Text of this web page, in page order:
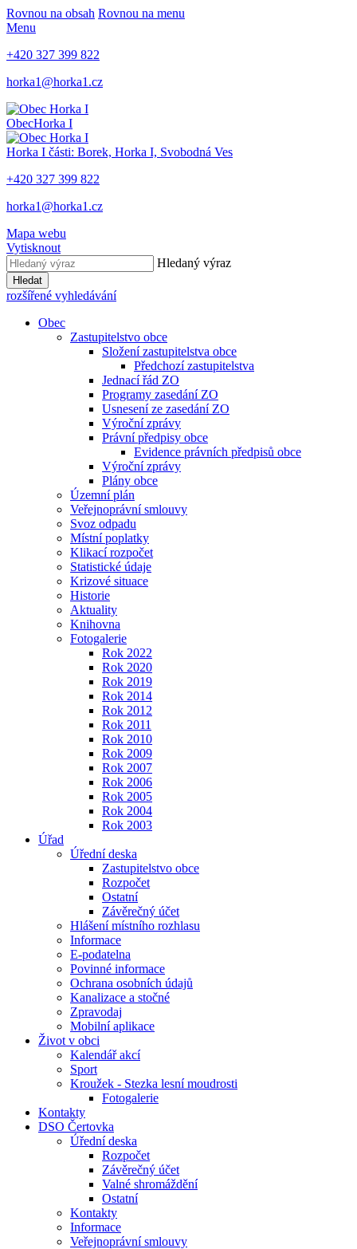
Rovnou na obsah Rovnou na menu
Menu
+420 327 399 822
horka1@horka1.cz
ObecHorka I
Horka I části: Borek, Horka I, Svobodná Ves
+420 327 399 822
horka1@horka1.cz
Mapa webu
Vytisknout
Hledaný výraz
Hledat
rozšířené vyhledávání
Obec
Zastupitelstvo obce
Složení zastupitelstva obce
Předchozí zastupitelstva
Jednací řád ZO
Programy zasedání ZO
Usnesení ze zasedání ZO
Výroční zprávy
Právní předpisy obce
Evidence právních předpisů obce
Výroční zprávy
Plány obce
Územní plán
Veřejnoprávní smlouvy
Svoz odpadu
Místní poplatky
Klikací rozpočet
Statistické údaje
Krizové situace
Historie
Aktuality
Knihovna
Fotogalerie
Rok 2022
Rok 2020
Rok 2019
Rok 2014
Rok 2012
Rok 2011
Rok 2010
Rok 2009
Rok 2007
Rok 2006
Rok 2005
Rok 2004
Rok 2003
Úřad
Úřední deska
Zastupitelstvo obce
Rozpočet
Ostatní
Závěrečný účet
Hlášení místního rozhlasu
Informace
E-podatelna
Povinné informace
Ochrana osobních údajů
Kanalizace a stočné
Zpravodaj
Mobilní aplikace
Život v obci
Kalendář akcí
Sport
Kroužek - Stezka lesní moudrosti
Fotogalerie
Kontakty
DSO Čertovka
Úřední deska
Rozpočet
Závěrečný účet
Valné shromáždění
Ostatní
Kontakty
Informace
Veřejnoprávní smlouvy